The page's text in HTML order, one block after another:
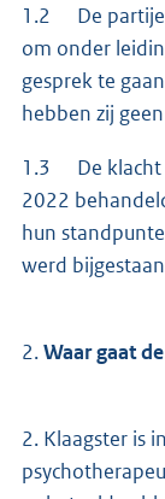
1.2 De
om onder
gesprek te
hebben zij
1.3 De klacht
2022
hun
werd
2.Waar gaat
2. Klaagster is